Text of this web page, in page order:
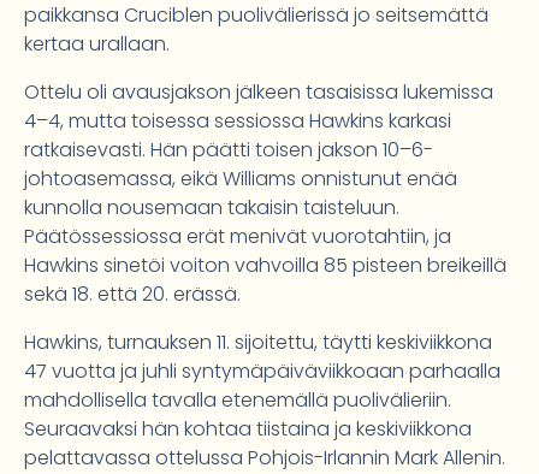
paikkansa Cruciblen puolivälierissä jo seitsemättä
kertaa urallaan.
Ottelu oli avausjakson jälkeen tasaisissa lukemissa
4–4, mutta toisessa sessiossa Hawkins karkasi
ratkaisevasti. Hän päätti toisen jakson 10–6-
johtoasemassa, eikä Williams onnistunut enää
kunnolla nousemaan takaisin taisteluun.
Päätössessiossa erät menivät vuorotahtiin, ja
Hawkins sinetöi voiton vahvoilla 85 pisteen breikeillä
sekä 18. että 20. erässä.
Hawkins, turnauksen 11. sijoitettu, täytti keskiviikkona
47 vuotta ja juhli syntymäpäiväviikkoaan parhaalla
mahdollisella tavalla etenemällä puolivälieriin.
Seuraavaksi hän kohtaa tiistaina ja keskiviikkona
pelattavassa ottelussa Pohjois-Irlannin Mark Allenin.